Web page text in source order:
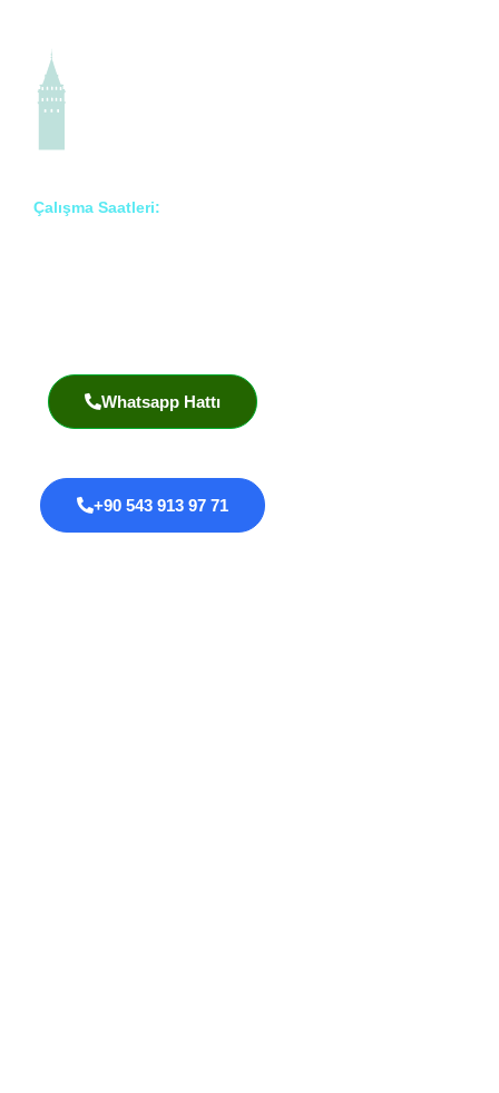
Çalışma Saatleri:
Whatsapp Hattı
+90 543 913 97 71